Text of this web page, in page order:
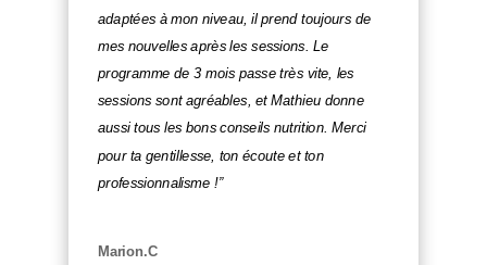
adaptées à mon niveau, il prend toujours de
mes nouvelles après les sessions. Le
programme de 3 mois passe très vite, les
sessions sont agréables, et Mathieu donne
aussi tous les bons conseils nutrition. Merci
pour ta gentillesse, ton écoute et ton
professionnalisme !”
Marion.C